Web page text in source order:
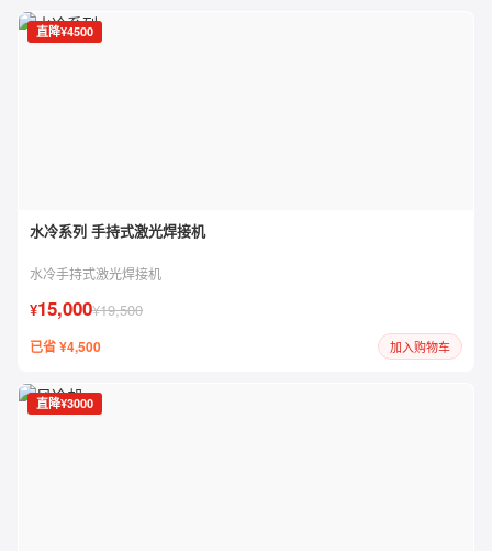
直降¥4500
水冷系列 手持式激光焊接机
水冷手持式激光焊接机
¥15,000¥19,500
已省 ¥4,500 加入购物车
直降¥3000